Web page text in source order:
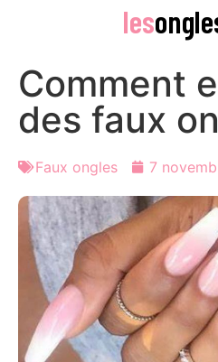
les
Comment
des faux
Faux ongles 7